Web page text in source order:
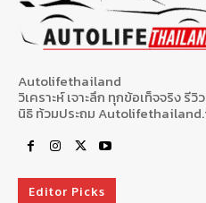
Autolifethailand
วิเคราะห์ เจาะลึก ทุกข้อเท็จจริง
นิธิ ท้วมประถม
Editor Picks